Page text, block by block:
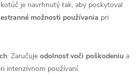
je navrhnutý tak, aby poskytoval
možnosti používania pri
: Zaručuje odolnosť voči poškodeniu a
intenzívnom používaní.